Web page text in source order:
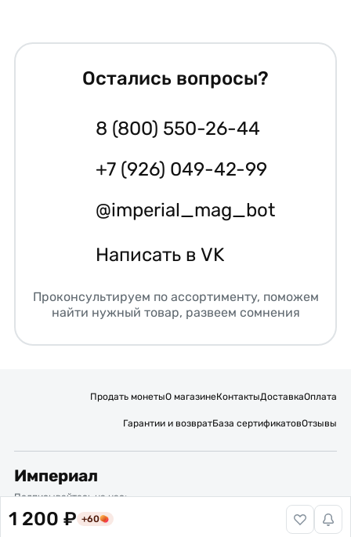
1 200 ₽ +60
Остались вопросы?
8 (800) 550-26-44
+7 (926) 049-42-99
@imperial_mag_bot
Написать в VK
Проконсультируем по ассортименту, поможем
найти нужный товар, развеем сомнения
Продать монетыО магазинеКонтактыДоставкаОплата
Гарантии и возвратБаза сертификатовОтзывы
Империал
Подписывайтесь на нас:
Вакансии